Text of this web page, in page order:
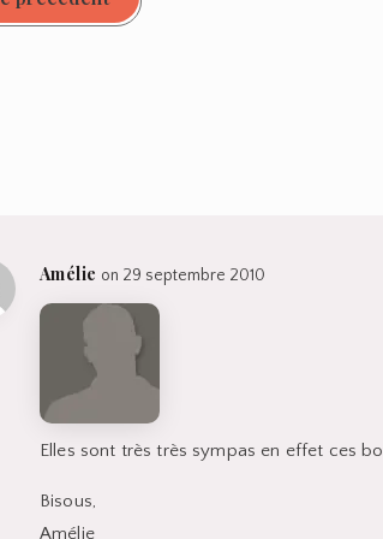
Amélie on 29 septembre 2010
Elles sont très très sympas en effet ces
Bisous,
Amélie